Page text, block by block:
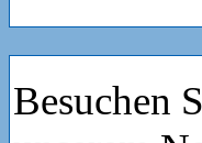
Besuchen